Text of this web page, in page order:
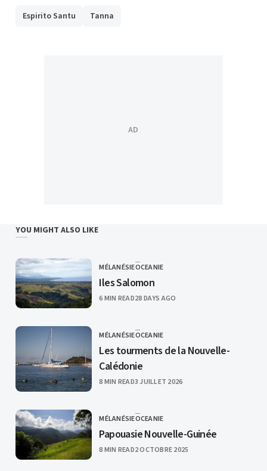
Espirito Santu Tanna
YOU MIGHT ALSO LIKE
CATEGORY
MÉLANÉSIEOCEANIE
Iles Salomon
6 MIN READPUBLISHED
28 DAYS AGO
CATEGORY
MÉLANÉSIEOCEANIE
Les tourments de la Nouvelle-
Calédonie
8 MIN READPUBLISHED
3 JUILLET 2026
CATEGORY
MÉLANÉSIEOCEANIE
Papouasie Nouvelle-Guinée
8 MIN READPUBLISHED
2 OCTOBRE 2025